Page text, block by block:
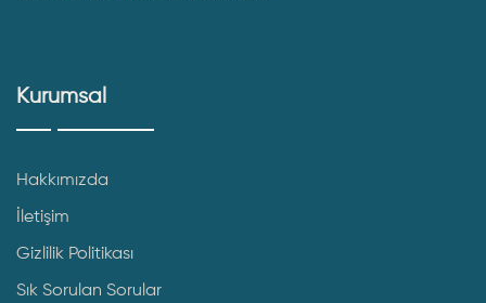
Kurumsal
Hakkımızda
İletişim
Gizlilik Politikası
Sık Sorulan Sorular